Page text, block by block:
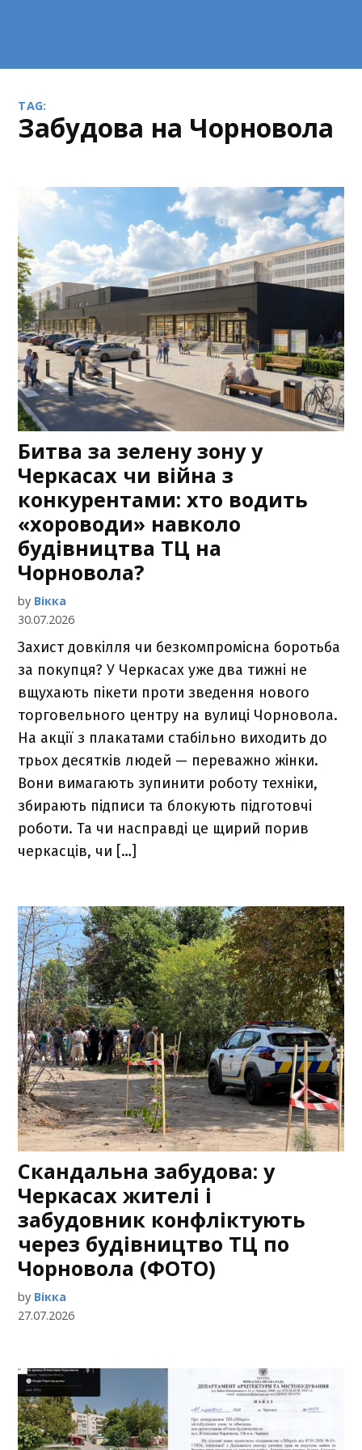
TAG:
забудова на Чорновола
Битва за зелену зону у
Черкасах чи війна з
конкурентами: хто водить
«хороводи» навколо
будівництва ТЦ на
Чорновола?
by Вікка
30.07.2026
Захист довкілля чи безкомпромісна боротьба
за покупця? У Черкасах уже два тижні не
вщухають пікети проти зведення нового
торговельного центру на вулиці Чорновола.
На акції з плакатами стабільно виходить до
трьох десятків людей — переважно жінки.
Вони вимагають зупинити роботу техніки,
збирають підписи та блокують підготовчі
роботи. Та чи насправді це щирий порив
черкасців, чи […]
Скандальна забудова: у
Черкасах жителі і
забудовник конфліктують
через будівництво ТЦ по
Чорновола (ФОТО)
by Вікка
27.07.2026